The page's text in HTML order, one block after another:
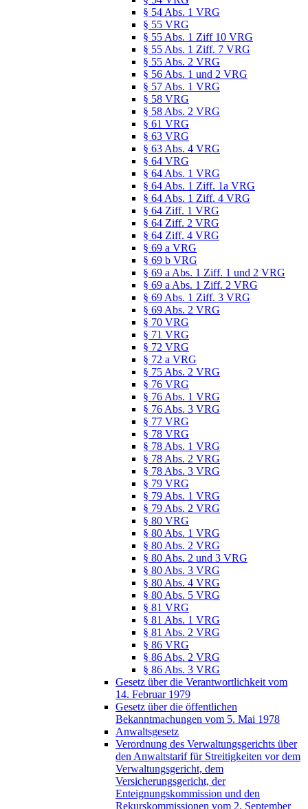
§ 54 Abs. 1 VRG
§ 55 VRG
§ 55 Abs. 1 Ziff 10 VRG
§ 55 Abs. 1 Ziff. 7 VRG
§ 55 Abs. 2 VRG
§ 56 Abs. 1 und 2 VRG
§ 57 Abs. 1 VRG
§ 58 VRG
§ 58 Abs. 2 VRG
§ 61 VRG
§ 63 VRG
§ 63 Abs. 4 VRG
§ 64 VRG
§ 64 Abs. 1 VRG
§ 64 Abs. 1 Ziff. 1a VRG
§ 64 Abs. 1 Ziff. 4 VRG
§ 64 Ziff. 1 VRG
§ 64 Ziff. 2 VRG
§ 64 Ziff. 4 VRG
§ 69 a VRG
§ 69 b VRG
§ 69 a Abs. 1 Ziff. 1 und 2 VRG
§ 69 a Abs. 1 Ziff. 2 VRG
§ 69 Abs. 1 Ziff. 3 VRG
§ 69 Abs. 2 VRG
§ 70 VRG
§ 71 VRG
§ 72 VRG
§ 72 a VRG
§ 75 Abs. 2 VRG
§ 76 VRG
§ 76 Abs. 1 VRG
§ 76 Abs. 3 VRG
§ 77 VRG
§ 78 VRG
§ 78 Abs. 1 VRG
§ 78 Abs. 2 VRG
§ 78 Abs. 3 VRG
§ 79 VRG
§ 79 Abs. 1 VRG
§ 79 Abs. 2 VRG
§ 80 VRG
§ 80 Abs. 1 VRG
§ 80 Abs. 2 VRG
§ 80 Abs. 2 und 3 VRG
§ 80 Abs. 3 VRG
§ 80 Abs. 4 VRG
§ 80 Abs. 5 VRG
§ 81 VRG
§ 81 Abs. 1 VRG
§ 81 Abs. 2 VRG
§ 86 VRG
§ 86 Abs. 2 VRG
§ 86 Abs. 3 VRG
Gesetz über die Verantwortlichkeit vom
14. Februar 1979
Gesetz über die öffentlichen
Bekanntmachungen vom 5. Mai 1978
Anwaltsgesetz
Verordnung des Verwaltungsgerichts über
den Anwaltstarif für Streitigkeiten vor dem
Verwaltungsgericht, dem
Versicherungsgericht, der
Enteignungskommission und den
Rekurskommissionen vom 2. September